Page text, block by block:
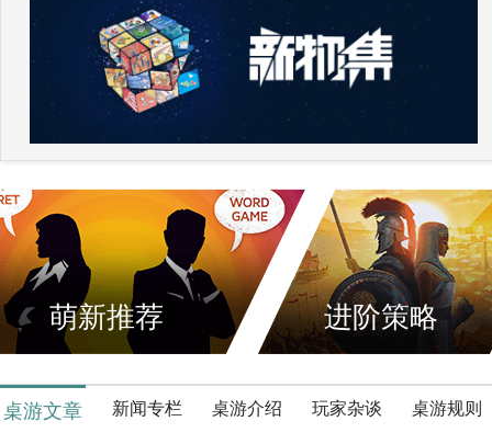
萌新推荐 进阶策略
桌游文章 新闻专栏 桌游介绍 玩家杂谈 桌游规则